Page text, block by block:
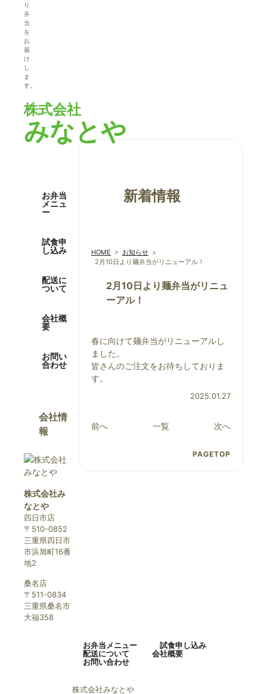
り
弁
当
を
お
届
け
し
ま
す。
株式会社
みなとや
新着情報
HOME > お知らせ >
2月10日より麺弁当がリニューアル！
2月10日より麺弁当がリニュ
ーアル！
春に向けて麺弁当がリニューアルし
ました。
皆さんのご注文をお待ちしておりま
す。
2025.01.27
前へ 一覧 次へ
PAGETOP
お弁当
メニュ
ー
試食申
し込み
配送に
ついて
会社概
要
お問い
合わせ
会社情
報
株式会社み
なとや
四日市店
〒510-0852
三重県四日市
市浜旭町16番
地2
桑名店
〒511-0834
三重県桑名市
大福358
お弁当メニュー
試食申し込み
配送について
会社概要
お問い合わせ
株式会社みなとや